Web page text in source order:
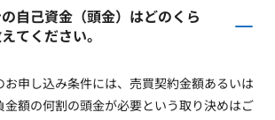
自己資金（頭金）はどのくら
てください。
お申し込み条件には、売買契約金額あるいは
金額の何割の頭金が必要という取り決めはご